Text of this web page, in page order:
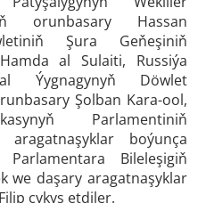
orunbasary Hassan
Şura Geňeşiniň
al Sulaiti, Russiýa
Ýygnagynyň Döwlet
Şolban Kara-ool,
Parlamentiniň
aragatnaşyklar boýunça
Bileleşigiň
we daşary aragatnaşyklar
çykyş etdiler.